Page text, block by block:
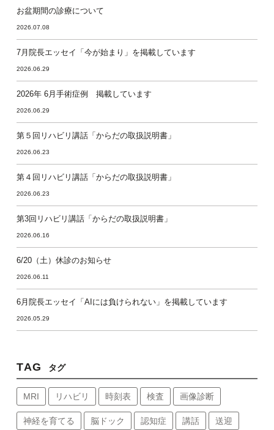
お盆期間の診療について
2026.07.08
7月院長エッセイ「今が始まり」を掲載しています
2026.06.29
2026年 6月手術症例 掲載しています
2026.06.29
第５回リハビリ講話「からだの取扱説明書」
2026.06.23
第４回リハビリ講話「からだの取扱説明書」
2026.06.23
第3回リハビリ講話「からだの取扱説明書」
2026.06.16
6/20（土）休診のお知らせ
2026.06.11
6月院長エッセイ「AIには負けられない」を掲載しています
2026.05.29
TAG タグ
MRI リハビリ 時刻表 検査 画像診断
神経を育てる 脳ドック 認知症 講話 送迎